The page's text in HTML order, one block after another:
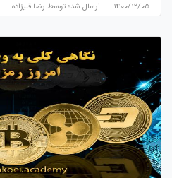
۱۴۰۰/۱۲/۰۵ ارسال شده توسط رضا قلیزاده